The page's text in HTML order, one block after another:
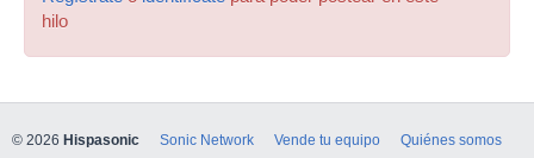
hilo
© 2026 Hispasonic Sonic Network Vende tu equipo Quiénes somos